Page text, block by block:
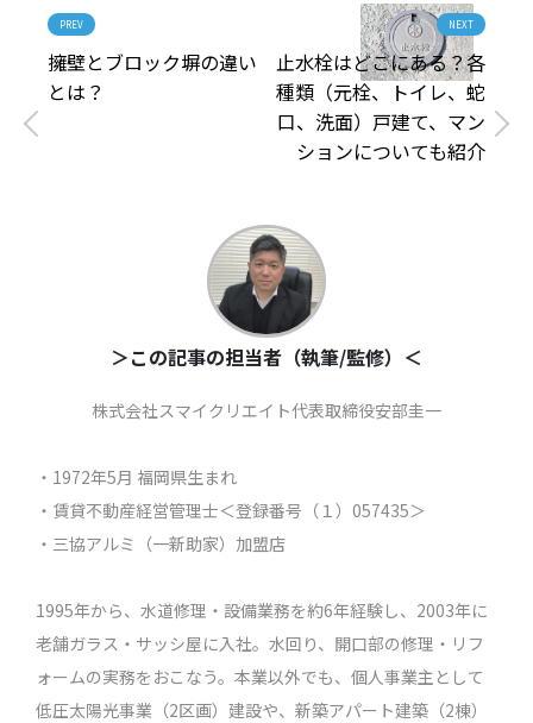
PREV
擁壁とブロック塀の違い
とは？
NEXT
止水栓はどこにある？各
種類（元栓、トイレ、蛇
口、洗面）戸建て、マン
ションについても紹介
＞この記事の担当者（執筆/監修）＜
株式会社スマイクリエイト代表取締役安部圭一
・1972年5月 福岡県生まれ
・賃貸不動産経営管理士＜登録番号（１）057435＞
・三協アルミ（一新助家）加盟店
1995年から、水道修理・設備業務を約6年経験し、2003年に
老舗ガラス・サッシ屋に入社。水回り、開口部の修理・リフ
ォームの実務をおこなう。本業以外でも、個人事業主として
低圧太陽光事業（2区画）建設や、新築アパート建築（2棟）